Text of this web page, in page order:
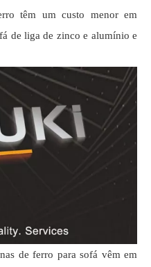
têm um custo menor em
de liga de zinco e alumínio e
de ferro para sofá vêm em